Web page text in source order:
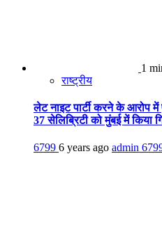
1
राष्ट्रीय
लेट नाइट पार्टी करने के आरोप
37 सेलिब्रिटी को मुंबई में किया
6799 6 years ago admin